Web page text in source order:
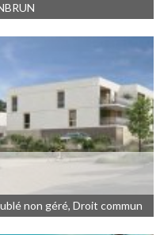
non géré, Droit commun